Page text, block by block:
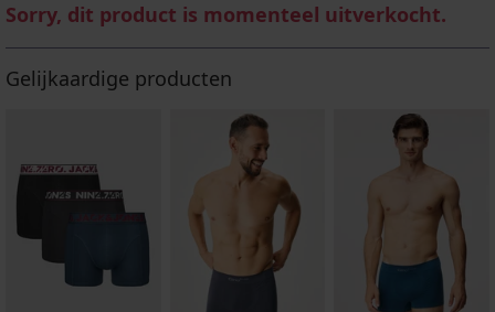
Sorry, dit product is momenteel uitverkocht.
Gelijkaardige producten